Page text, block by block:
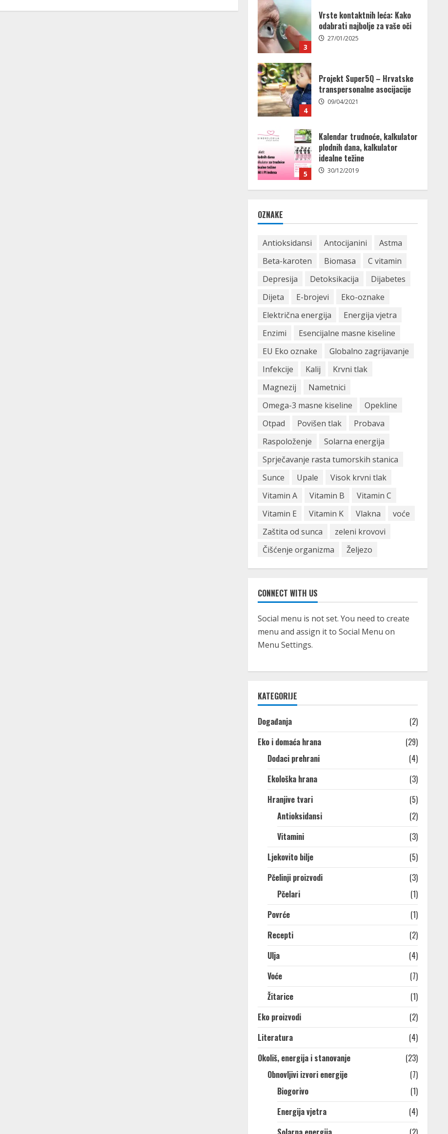
3
Vrste kontaktnih leća: Kako
odabrati najbolje za vaše oči
27/01/2025
4
Projekt Super5Q – Hrvatske
transpersonalne asocijacije
09/04/2021
5
Kalendar trudnoće, kalkulator
plodnih dana, kalkulator
idealne težine
30/12/2019
2
Mikroplastika u vrećicama
čaja: Što trebate znati o
rizicima?
03/02/2025
3
Vrste kontaktnih leća: Kako
27/01/2025
4
transpersonalne asocijacije
09/04/2021
plodnih dana, kalkulator
idealne težine
OZNAKE
Antioksidansi Antocijanini
Astma
Beta-karoten
Biomasa
C vitamin
Depresija
Detoksikacija
Dijabetes
Dijeta
E-brojevi
Eko-oznake
Električna energija
Energija vjetra
Enzimi
Esencijalne masne kiseline
EU Eko oznake
Globalno zagrijavanje
Infekcije
Kalij
Krvni tlak
Magnezij
Nametnici
Omega-3 masne kiseline
Opekline
Otpad
Povišen tlak
Probava
Raspoloženje
Solarna energija
Sprječavanje rasta tumorskih stanica
Sunce
Upale
Visok krvni tlak
Vitamin A
Vitamin B
Vitamin C
Vitamin E
Vitamin K Vlakna
voće
Zaštita od sunca
zeleni krovovi
Čišćenje organizma
Željezo
CONNECT WITH US
Social menu is not set. You need to create
menu and assign it to Social Menu on
Menu Settings.
KATEGORIJE
Događanja
(2)
Eko i domaća hrana
(29)
Dodaci prehrani
(4)
Ekološka hrana
(3)
Hranjive tvari
(5)
Antioksidansi
(2)
Vitamini
(3)
Ljekovito bilje
(5)
Pčelinji proizvodi
(3)
Pčelari
(1)
Povrće
(1)
Recepti
(2)
Ulja
(4)
Voće
(7)
Žitarice
(1)
Eko proizvodi
(2)
Literatura
(4)
Okoliš, energija i stanovanje
(23)
Obnovljivi izvori energije
(7)
Biogorivo
(1)
Energija vjetra
(4)